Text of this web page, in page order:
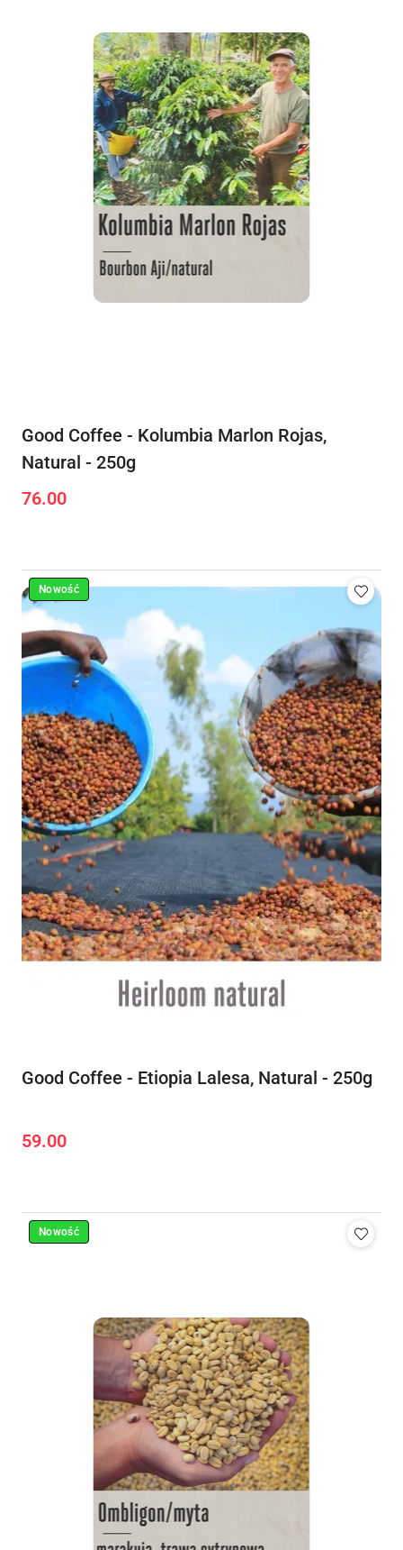
Good Coffee - Kolumbia Marlon Rojas,
Natural - 250g
Cena:
76.00
Nowość
Good Coffee - Etiopia Lalesa, Natural - 250g
Cena:
59.00
Nowość